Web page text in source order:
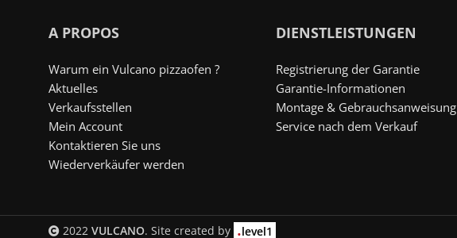
A PROPOS
Warum ein Vulcano pizzaofen ?
Aktuelles
Verkaufsstellen
Mein Account
Kontaktieren Sie uns
Wiederverkäufer werden
DIENSTLEISTUNGEN
Registrierung der Garantie
Garantie-Informationen
Montage & Gebrauchsanweisung
Service nach dem Verkauf
2022 VULCANO. Site created by .level1